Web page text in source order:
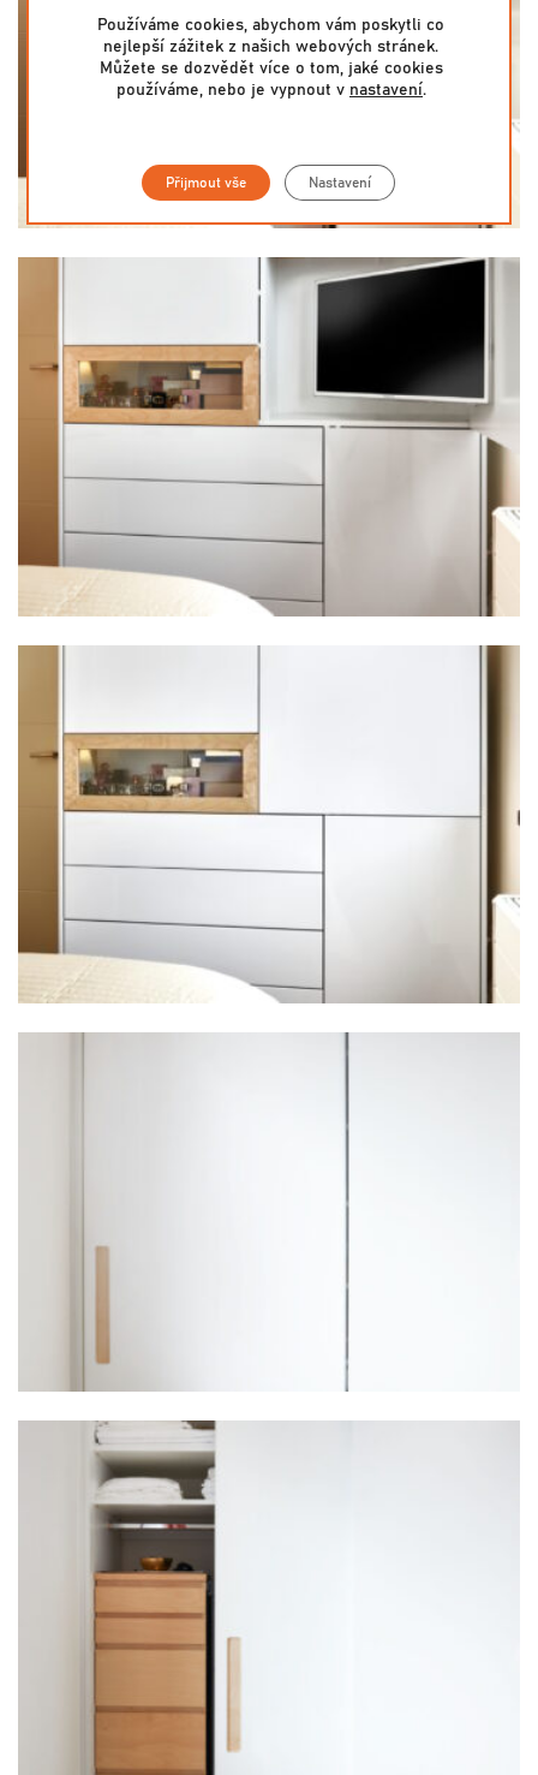
Používáme cookies, abychom vám poskytli co
nejlepší zážitek z našich webových stránek.
Můžete se dozvědět více o tom, jaké cookies
používáme, nebo je vypnout v nastavení.
Přijmout vše Nastavení